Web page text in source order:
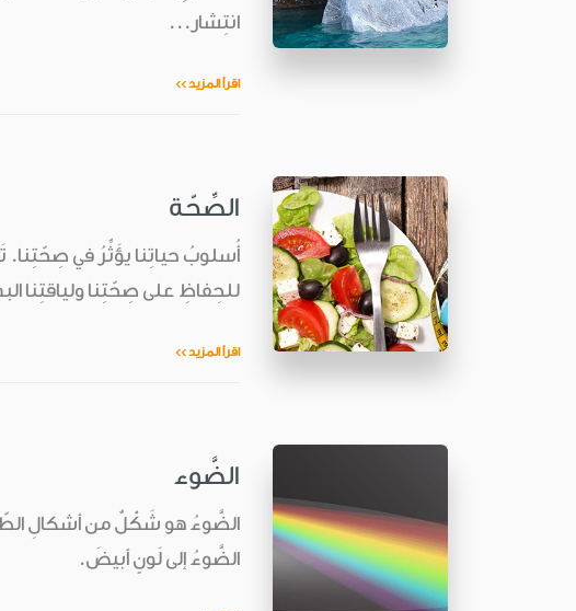
انتِشار...
اقرأ المزيد >>
الصِّحّة
أُسلوبُ حياتِنا يؤَثِّرُ في
للحِفاظِ على صِحّتِنا ولياقتِنا
اقرأ المزيد >>
الضَّوء
الضَّوءُ هو شَكْلٌ من أشكالِ
الضَّوءُ إلى لَونٍ أبيضَ.